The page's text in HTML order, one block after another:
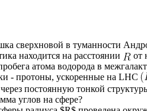
сверхновой в туманности
находится на расстоянии от
атома водорода в
- протоны, ускоренные на LHC
постоянную тонкой
углов на сфере?